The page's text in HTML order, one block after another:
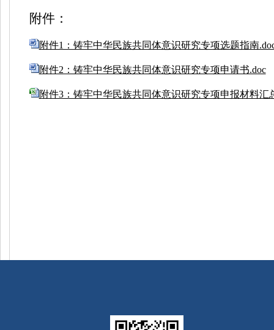
附件：
附件1：铸牢中华民族共同体意识研究专项选题指南
附件2：铸牢中华民族共同体意识研究专项申请书.doc
附件3：铸牢中华民族共同体意识研究专项申报材料汇